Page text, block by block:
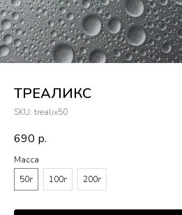
ТРЕАЛИКС
SKU: trealix50
690 р.
Масса
50г
100г 200г